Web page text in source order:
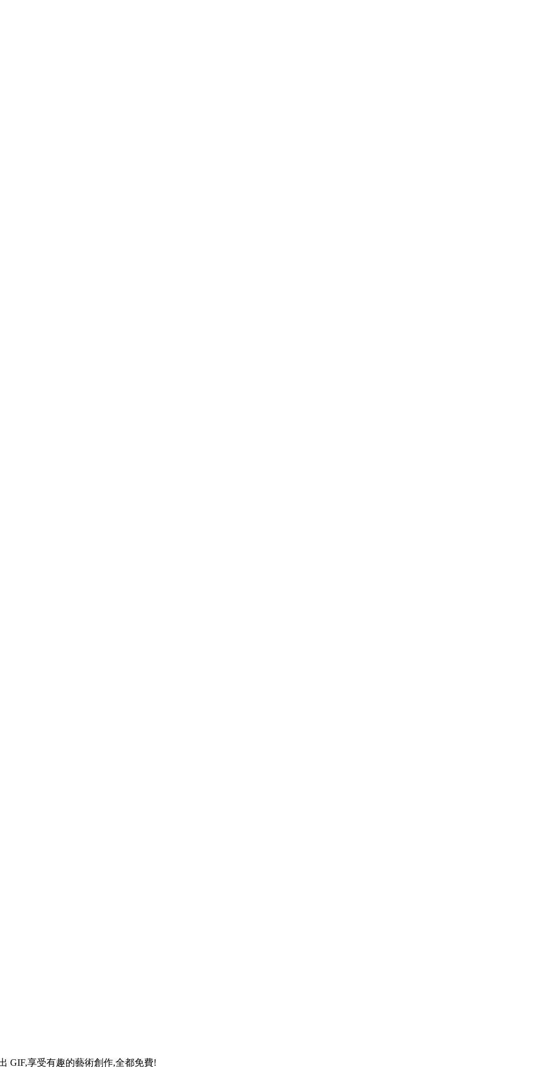
GIF,享受有趣的藝術創作,全都免費!